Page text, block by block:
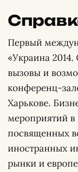
Первый
«Украина 2014.
вызовы и
конференц-
Харькове.
мероприятий в
посвященных
иностранных
рынки и